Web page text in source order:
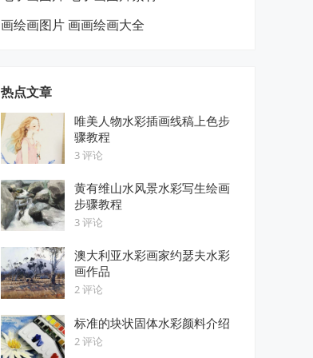
画绘画图片 画画绘画大全
热点文章
唯美人物水彩插画线稿上色步
骤教程
3 评论
黄有维山水风景水彩写生绘画
步骤教程
3 评论
澳大利亚水彩画家约瑟夫水彩
画作品
2 评论
标准的块状固体水彩颜料介绍
2 评论